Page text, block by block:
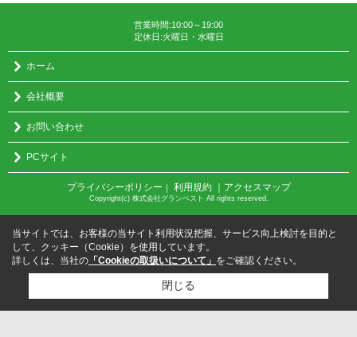
営業時間:10:00～19:00
定休日:火曜日・水曜日
ホーム
会社概要
お問い合わせ
PCサイト
プライバシーポリシー ｜ 利用規約 ｜アクセスマップ
Copyright(c) 株式会社グランベスト All rights reserved.
当サイトでは、お客様の当サイト利用状況把握、サービス向上検討を目的と
して、クッキー（Cookie）を使用しています。
詳しくは、当社の 「Cookieの取扱いについて」 をご確認ください。
閉じる